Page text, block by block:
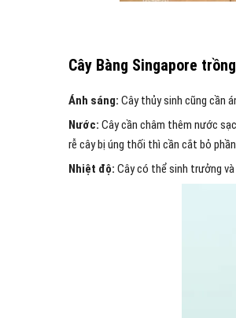
Cây Bàng Singapore
Ánh sáng: Cây thủy sinh cũng cần
Nước: Cây cần châm thêm nước
rễ cây bị úng thối thì cần cắt bỏ
Nhiệt độ: Cây có thể sinh trưởng